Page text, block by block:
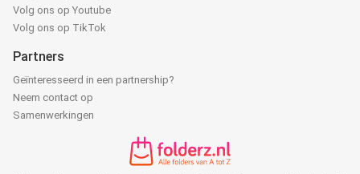
Volg ons op Youtube
Volg ons op TikTok
Partners
Geïnteresseerd in een partnership?
Neem contact op
Samenwerkingen